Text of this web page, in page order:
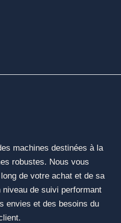
machines destinées à la
robustes. Nous vous
de votre achat et de sa
de suivi performant
envies et des besoins du